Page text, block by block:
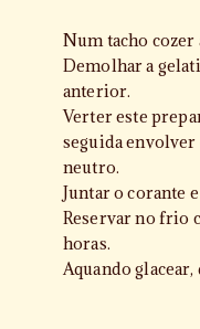
Num tacho cozer
Demolhar a
anterior.
Verter este
seguida envolver
neutro.
Juntar o corante
Reservar no frio
horas.
Aquando glacear,